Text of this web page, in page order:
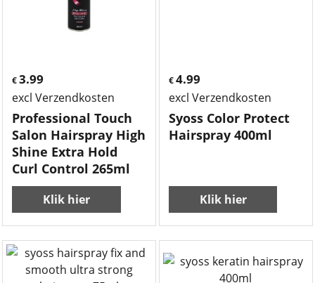
€ 3.99
excl Verzendkosten
Professional Touch
Salon Hairspray High
Shine Extra Hold
Curl Control 265ml
Klik hier
€4.99
excl Verzendkosten
Syoss Color Protect
Hairspray 400ml
Klik hier